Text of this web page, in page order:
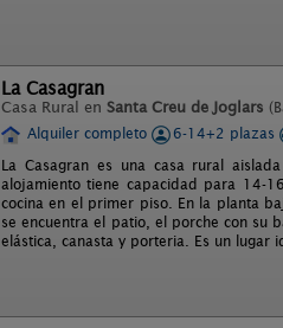
La Casagran
Casa Rural en Santa Creu de Joglars
Alquiler completo
6-14+2 plazas
La Casagran es una casa rural
alojamiento tiene capacidad para 14-
cocina en el primer piso. En la planta
se encuentra el patio, el porche con su
elástica, canasta y porteria. Es un